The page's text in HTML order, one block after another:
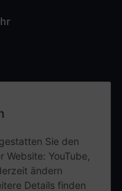
die
Sie den
Website: YouTube,
ändern
Details finden